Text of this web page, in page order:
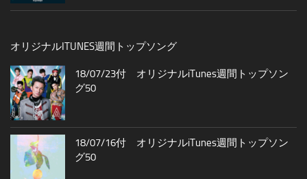
オリジナルITUNES週間トップソング
18/07/23付 オリジナルiTunes週間トップソン
グ50
18/07/16付 オリジナルiTunes週間トップソン
グ50